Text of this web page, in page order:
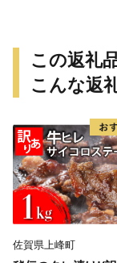
この返礼
こんな返
佐賀県上峰町